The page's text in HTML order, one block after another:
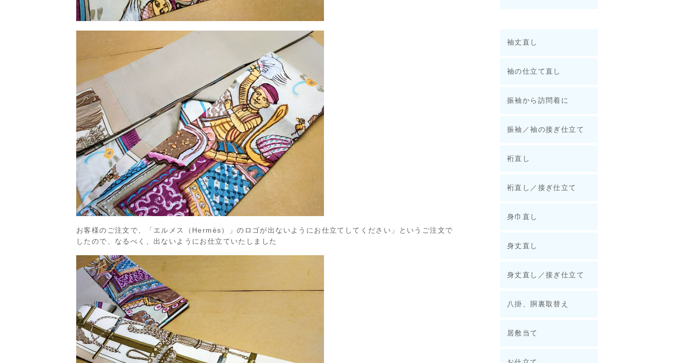
お客様のご注文で、「エルメス（Hermès）」のロゴが出ないようにお仕立てしてください」というご注文で
したので、なるべく、出ないようにお仕立ていたしました
袖丈直し
袖の仕立て直し
振袖から訪問着に
振袖／袖の接ぎ仕立て
裄直し
裄直し／接ぎ仕立て
身巾直し
身丈直し
身丈直し／接ぎ仕立て
八掛、胴裏取替え
居敷当て